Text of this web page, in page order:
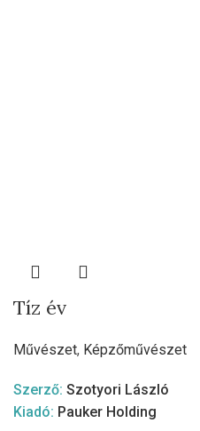
Tíz év
Művészet, Képzőművészet
Szerző: Szotyori László
Kiadó: Pauker Holding